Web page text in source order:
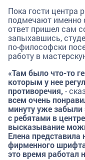
Пока гости центра
подмечают именно
ответ пришел сам
запыхавшись,
по-философски
работу в
«Там было что-то
которым у нее
противоречия,-
всем очень
минуту уже
с ребятами в
высказывание
Елена
фирменного
это время работал